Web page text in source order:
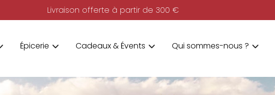
Livraison offerte à partir de 300 €
Épicerie Cadeaux & Évents Qui sommes-nous ?